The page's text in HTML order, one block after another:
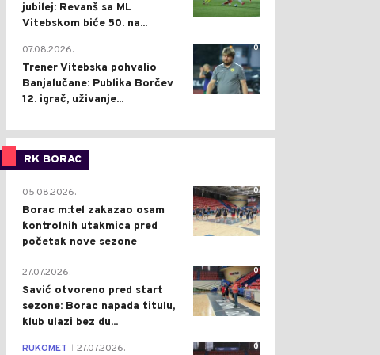
jubilej: Revanš sa ML
Vitebskom biće 50. na...
0
07.08.2026.
Trener Vitebska pohvalio
Banjalučane: Publika Borčev
12. igrač, uživanje...
RK BORAC
0
05.08.2026.
Borac m:tel zakazao osam
kontrolnih utakmica pred
početak nove sezone
0
27.07.2026.
Savić otvoreno pred start
sezone: Borac napada titulu,
klub ulazi bez du...
0
RUKOMET 27.07.2026.